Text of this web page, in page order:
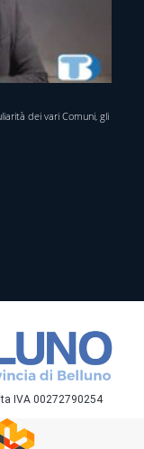
dei vari Comuni, gli
IVA 00272790254